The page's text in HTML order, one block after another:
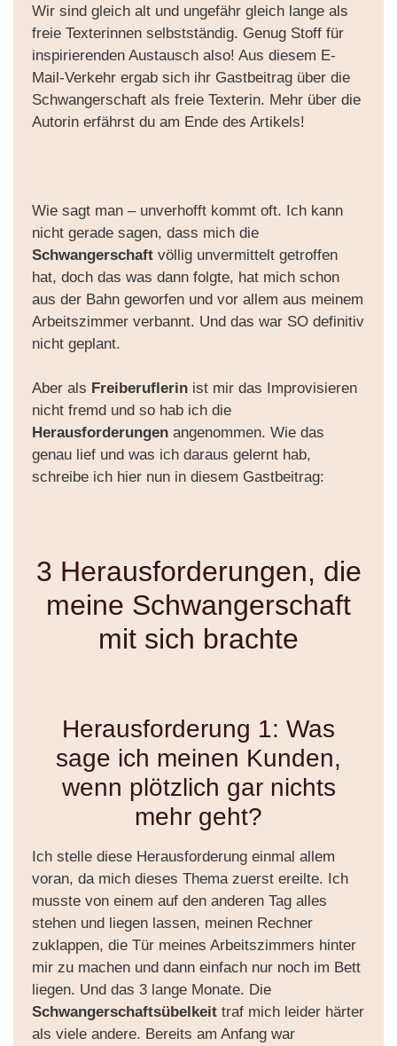
Wir sind gleich alt und ungefähr gleich lange als
freie Texterinnen selbstständig. Genug Stoff für
inspirierenden Austausch also! Aus diesem E-
Mail-Verkehr ergab sich ihr Gastbeitrag über die
Schwangerschaft als freie Texterin. Mehr über die
Autorin erfährst du am Ende des Artikels!
Wie sagt man – unverhofft kommt oft. Ich kann
nicht gerade sagen, dass mich die
Schwangerschaft völlig unvermittelt getroffen
hat, doch das was dann folgte, hat mich schon
aus der Bahn geworfen und vor allem aus meinem
Arbeitszimmer verbannt. Und das war SO definitiv
nicht geplant.
Aber als Freiberuflerin ist mir das Improvisieren
nicht fremd und so hab ich die
Herausforderungen angenommen. Wie das
genau lief und was ich daraus gelernt hab,
schreibe ich hier nun in diesem Gastbeitrag:
3 Herausforderungen, die
meine Schwangerschaft
mit sich brachte
Herausforderung 1: Was
sage ich meinen Kunden,
wenn plötzlich gar nichts
mehr geht?
Ich stelle diese Herausforderung einmal allem
voran, da mich dieses Thema zuerst ereilte. Ich
musste von einem auf den anderen Tag alles
stehen und liegen lassen, meinen Rechner
zuklappen, die Tür meines Arbeitszimmers hinter
mir zu machen und dann einfach nur noch im Bett
liegen. Und das 3 lange Monate. Die
Schwangerschaftsübelkeit traf mich leider härter
als viele andere. Bereits am Anfang war